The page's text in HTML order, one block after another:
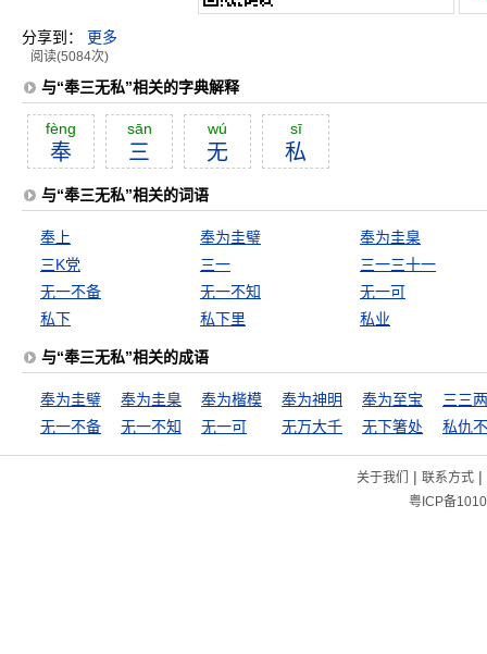
分享到： 更多
阅读(5084次)
与“奉三无私”相关的字典解释
fèng
奉
sān
三
wú
无
sī
私
与“奉三无私”相关的词语
奉上 奉为圭璧
奉为圭臬
三K党
三一
三一三十一
无一不备
无一不知
无一可
私下
私下里 私业
与“奉三无私”相关的成语
奉为圭璧 奉为圭臬 奉为楷模 奉为神明 奉为至宝
三三
无一不备
无一不知 无一可 无万大千 无下箸处
关于我们 | 联系方式|
粤ICP备